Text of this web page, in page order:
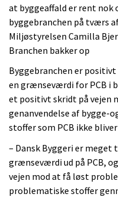
at byggeaffald er rent nok
byggebranchen på tværs
Miljøstyrelsen Camilla
Branchen bakker op
Byggebranchen er
en grænseværdi for PCB i
et positivt skridt på vejen
genanvendelse af bygge-
stoffer som PCB ikke
– Dansk Byggeri er
grænseværdi ud på PCB,
vejen mod at få løst
problematiske stoffer